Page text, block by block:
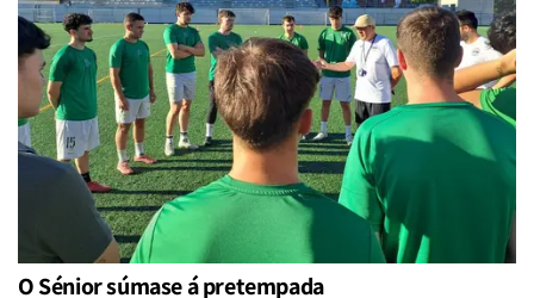
O Sénior súmase á pretempada